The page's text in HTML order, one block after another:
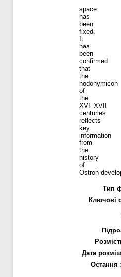
space
has
been
fixed.
It
has
been
confirmed
that
the
hodonymicon
of
the
XVI–XVII
centuries
reflects
key
information
from
the
history
of
Ostroh
Тип
Ключові
Дата
Остання